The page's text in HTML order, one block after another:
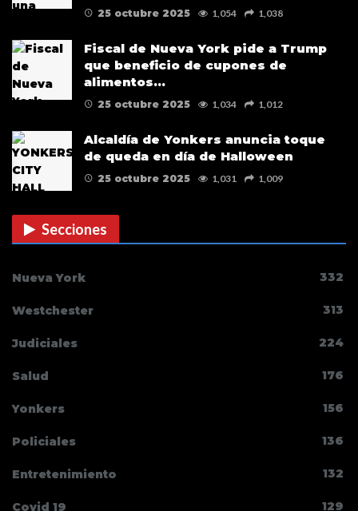
25 octubre 2025 1,054 1,038
Fiscal de Nueva York pide a Trump
que beneficio de cupones de
alimentos…
25 octubre 2025 1,034 1,012
Alcaldía de Yonkers anuncia toque
de queda en día de Halloween
25 octubre 2025 1,031 1,009
Secciones
Nueva York 332
Westchester 313
Judiciales 224
Salud 176
Yonkers 156
Policiales 136
Entretenimiento 132
Covid 19 129